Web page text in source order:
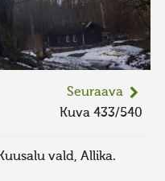
Seuraava
Kuva 433/540
vald, Allika.